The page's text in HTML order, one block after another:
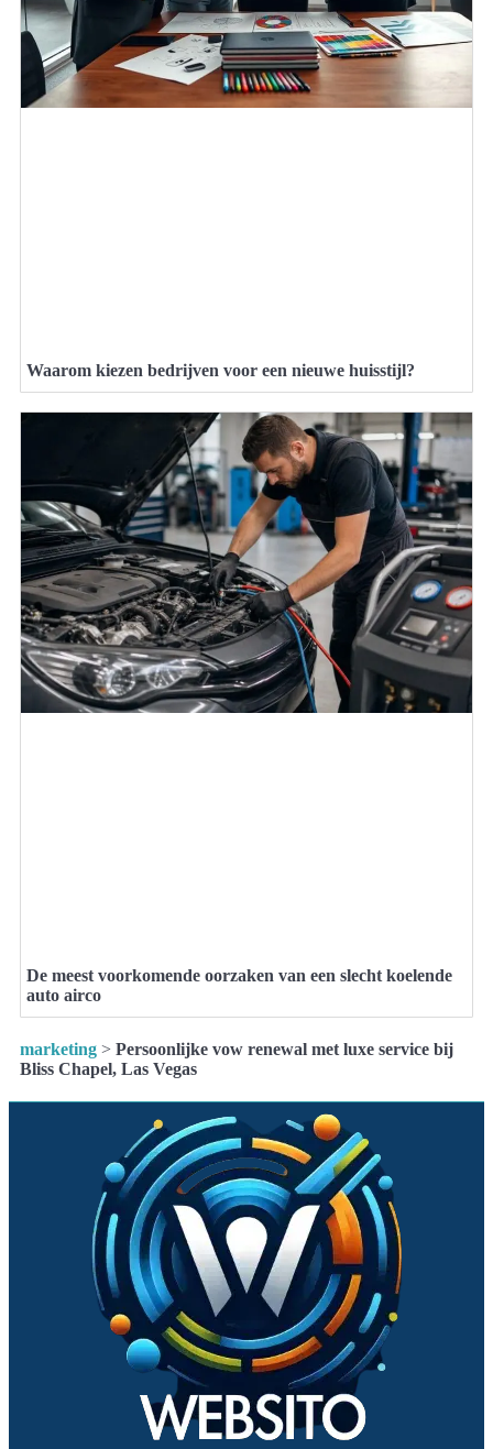
Waarom kiezen bedrijven voor een nieuwe huisstijl?
De meest voorkomende oorzaken van een slecht koelende
auto airco
marketing > Persoonlijke vow renewal met luxe service bij
Bliss Chapel, Las Vegas